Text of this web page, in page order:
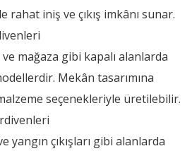
rahat iniş ve çıkış imkânı sunar.
mağaza gibi kapalı alanlarda
Mekân tasarımına
seçenekleriyle üretilebilir.
yangın çıkışları gibi alanlarda